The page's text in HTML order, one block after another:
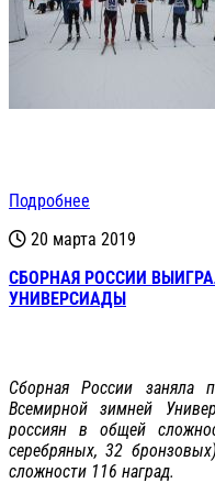
Подробнее
20 марта 2019
СБОРНАЯ РОССИИ
УНИВЕРСИАДЫ
Сборная России заняла
Всемирной зимней
россиян в общей
серебряных, 32
сложности 116 наград.